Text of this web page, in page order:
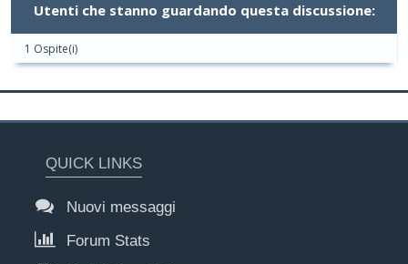
Utenti che stanno guardando questa discussione:
1 Ospite(i)
QUICK LINKS
Nuovi messaggi
Forum Stats